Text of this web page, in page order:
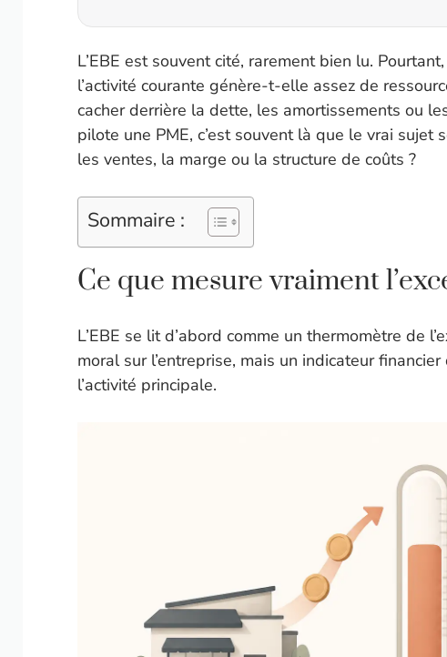
L’EBE est souvent cité, rarement bien lu.
l’activité courante génère-t-elle assez de
cacher derrière la dette, les amortissements ou
pilote une PME, c’est souvent là que le vrai sujet
les ventes, la marge ou la structure de coûts ?
Sommaire :
Ce que mesure vraiment
L’EBE se lit d’abord comme un thermomètre de
moral sur l’entreprise, mais un indicateur
l’activité principale.